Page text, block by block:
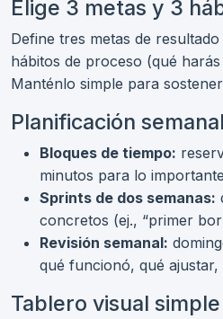
Elige 3 metas y 3
Define tres metas de
hábitos de proceso (qué
Manténlo simple para
Planificación
Bloques de tiempo:
minutos para lo
Sprints de dos semanas:
concretos (ej., “primer
Revisión semanal:
qué funcionó, qué ajustar,
Tablero visual simple